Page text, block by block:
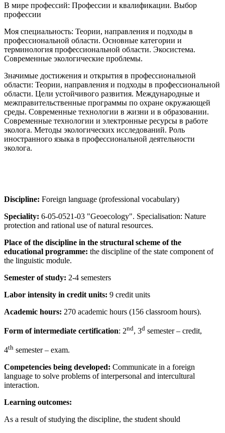
В мире профессий: Профессии и квалификации. Выбор
профессии
Моя специальность: Теории, направления и подходы в
профессиональной области. Основные категории и
терминология профессиональной области. Экосистема.
Современные экологические проблемы.
Значимые достижения и открытия в профессиональной
области: Теории, направления и подходы в профессиональной
области. Цели устойчивого развития. Международные и
межправительственные программы по охране окружающей
среды. Современные технологии в жизни и в образовании.
Современные технологии и электронные ресурсы в работе
эколога. Методы экологических исследований. Роль
иностранного языка в профессиональной деятельности
эколога.
Discipline: Foreign language (professional vocabulary)
Speciality: 6-05-0521-03 "Geoecology". Specialisation: Nature
protection and rational use of natural resources.
Place of the discipline in the structural scheme of the
educational programme: the discipline of the state component of
the linguistic module.
Semester of study: 2-4 semesters
Labor intensity in credit units: 9 credit units
Academic hours: 270 academic hours (156 classroom hours).
Form of intermediate certification: 2nd, 3d semester – credit,
4th semester – exam.
Competencies being developed: Communicate in a foreign
language to solve problems of interpersonal and intercultural
interaction.
Learning outcomes:
As a result of studying the discipline, the student should